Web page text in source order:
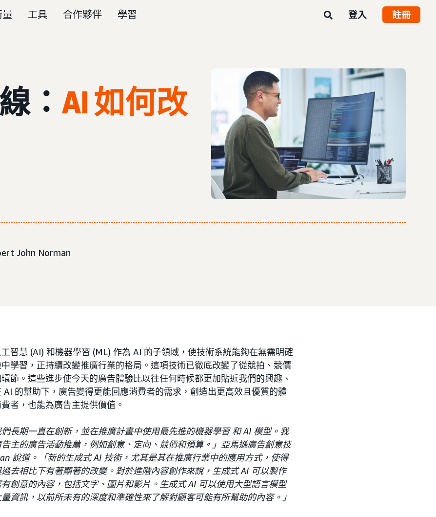
量 工具 合作夥伴 學習 登入 註冊
： AI 如何改
John Norman
智慧 (AI) 和機器學習 (ML) 作為 AI 的子領域，使技術系統能夠在無需明確
學習，正持續改變推廣行業的格局。這項技術已徹底改變了從競拍、競價
節。這些進步使今天的廣告體驗比以往任何時候都更加貼近我們的興趣、
AI 的幫助下，廣告變得更能回應消費者的需求，創造出更高效且優質的體
者，也能為廣告主提供價值。
們長期一直在創新，並在推廣計畫中使用最先進的機器學習 和 AI 模型。我
主的廣告活動推薦，例如創意、定向、競價和預算。」亞馬遜廣告創意技
說道。「新的生成式 AI 技術，尤其是其在推廣行業中的應用方式，使得
去相比下有著顯著的改變。對於進階內容創作來說，生成式 AI 可以製作
創意的內容，包括文字、圖片和影片。生成式 AI 可以使用大型語言模型
資訊，以前所未有的深度和準確性來了解對顧客可能有所幫助的內容。」